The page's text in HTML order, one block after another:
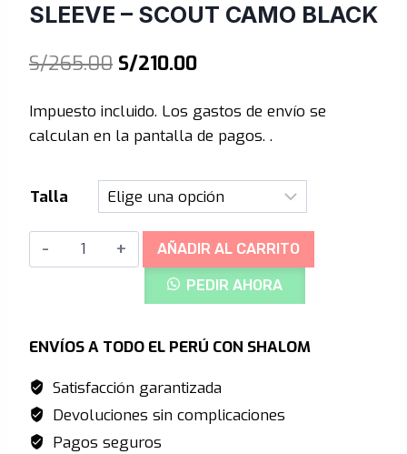
SLEEVE – SCOUT CAMO BLACK
S/265.00 El
original
S/265.00.
S/210.00El
actual
S/210.00.
Impuesto incluido. Los gastos de envío se
calculan en la pantalla de pagos. .
Talla
Troy
Lee
Long
-
Scout
Camo
AÑADIR AL CARRITO
PEDIR AHORA
ENVÍOS A TODO EL PERÚ CON SHALOM
Satisfacción garantizada
Devoluciones sin complicaciones
Pagos seguros